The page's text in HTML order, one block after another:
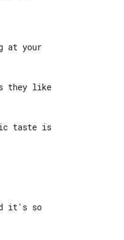
at your
they like
taste is
it's so